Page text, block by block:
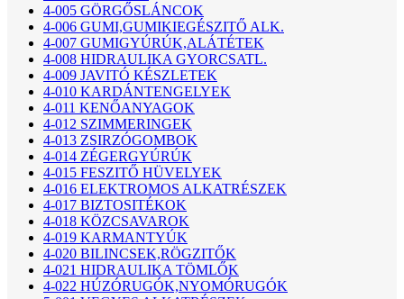
4-005 GÖRGŐSLÁNCOK
4-006 GUMI,GUMIKIEGÉSZITŐ ALK.
4-007 GUMIGYÚRÚK,ALÁTÉTEK
4-008 HIDRAULIKA GYORCSATL.
4-009 JAVITÓ KÉSZLETEK
4-010 KARDÁNTENGELYEK
4-011 KENŐANYAGOK
4-012 SZIMMERINGEK
4-013 ZSIRZÓGOMBOK
4-014 ZÉGERGYÚRÚK
4-015 FESZITŐ HÜVELYEK
4-016 ELEKTROMOS ALKATRÉSZEK
4-017 BIZTOSITÉKOK
4-018 KÖZCSAVAROK
4-019 KARMANTYÚK
4-020 BILINCSEK,RÖGZITŐK
4-021 HIDRAULIKA TÖMLŐK
4-022 HÚZÓRUGÓK,NYOMÓRUGÓK